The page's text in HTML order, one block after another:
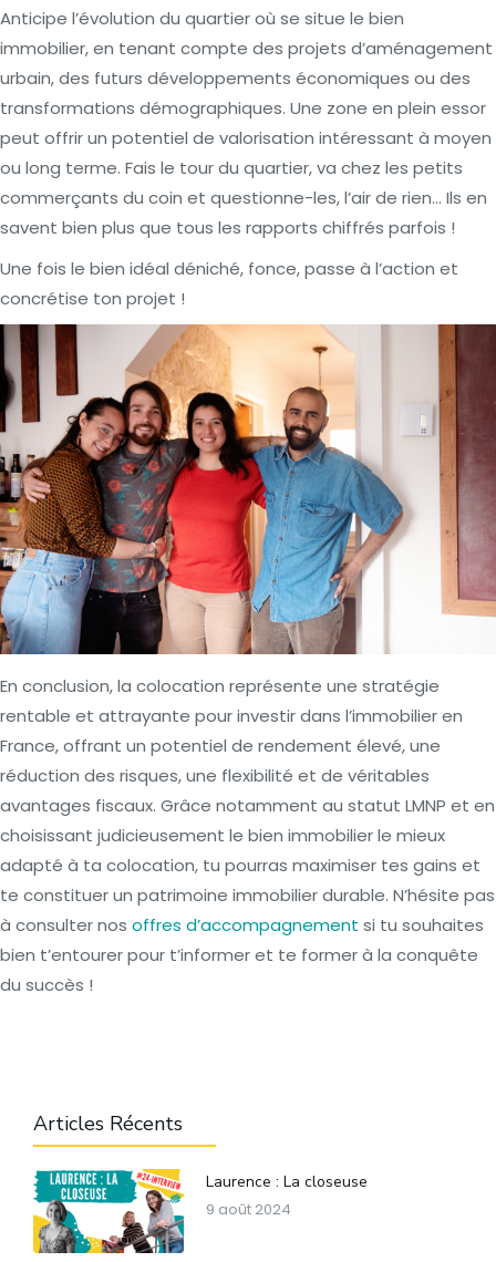
Anticipe l’évolution du quartier où se situe le bien
immobilier, en tenant compte des projets d’aménagement
urbain, des futurs développements économiques ou des
transformations démographiques. Une zone en plein essor
peut offrir un potentiel de valorisation intéressant à moyen
ou long terme. Fais le tour du quartier, va chez les petits
commerçants du coin et questionne-les, l’air de rien… Ils en
savent bien plus que tous les rapports chiffrés parfois !
Une fois le bien idéal déniché, fonce, passe à l’action et
concrétise ton projet !
En conclusion, la colocation représente une stratégie
rentable et attrayante pour investir dans l’immobilier en
France, offrant un potentiel de rendement élevé, une
réduction des risques, une flexibilité et de véritables
avantages fiscaux. Grâce notamment au statut LMNP et en
choisissant judicieusement le bien immobilier le mieux
adapté à ta colocation, tu pourras maximiser tes gains et
te constituer un patrimoine immobilier durable. N’hésite pas
à consulter nos offres d’accompagnement si tu souhaites
bien t’entourer pour t’informer et te former à la conquête
du succès !
Articles Récents
Laurence : La closeuse
9 août 2024